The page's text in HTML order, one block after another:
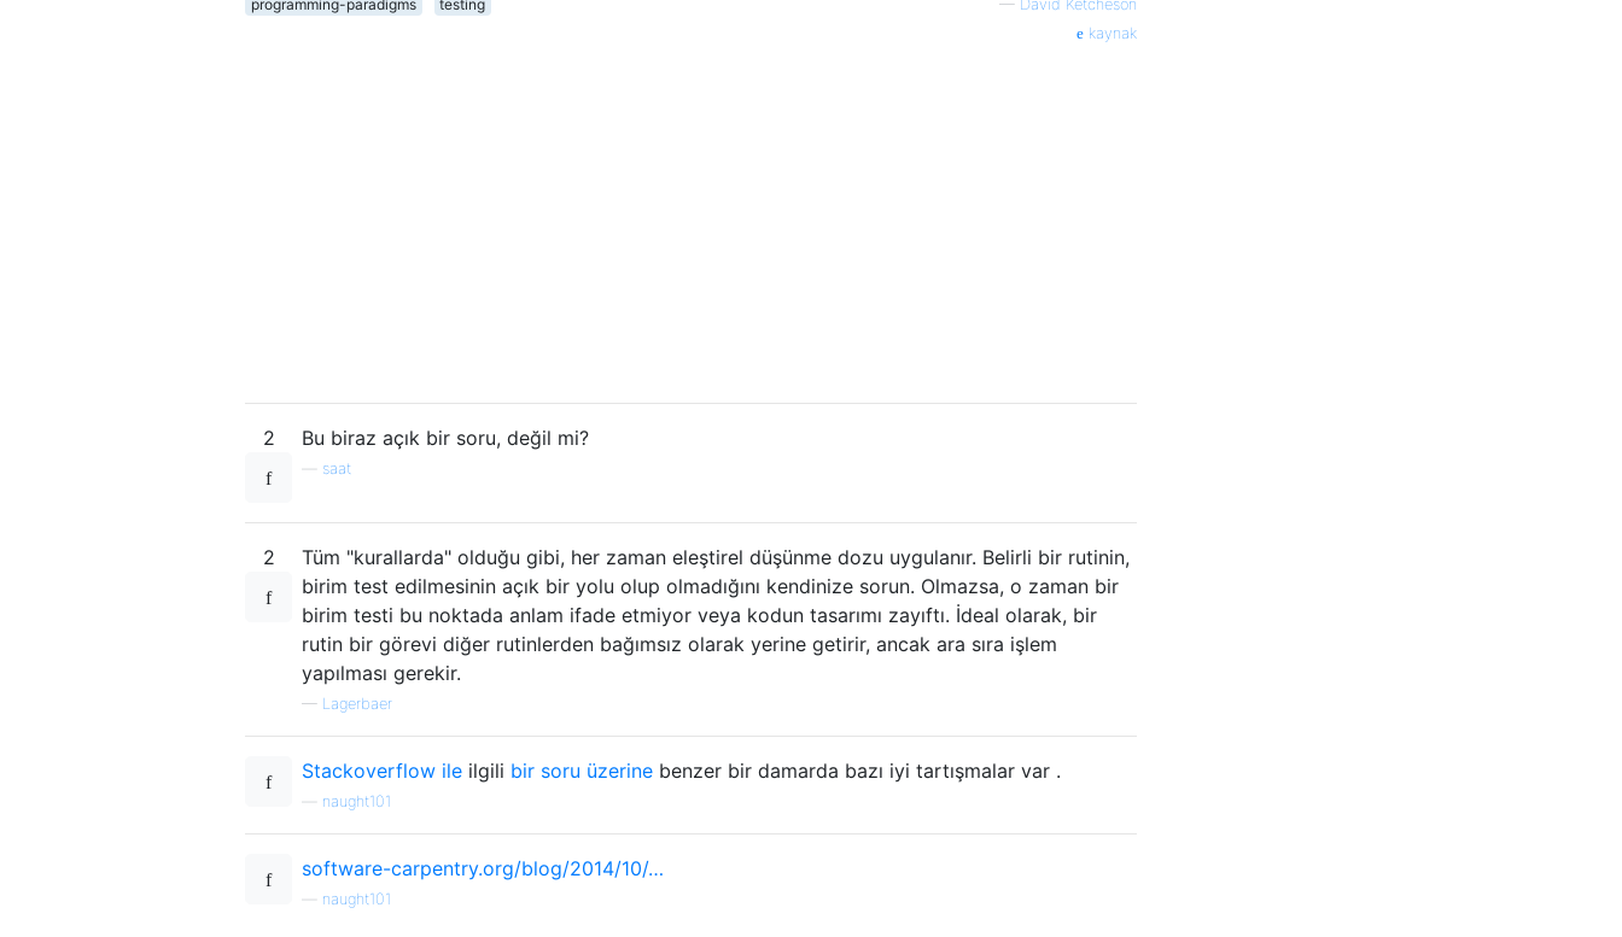
programming-paradigms testing — David Ketcheson
kaynak
2 Bu biraz açık bir soru, değil mi?
saat
2
Tüm "kurallarda" olduğu gibi, her zaman eleştirel düşünme dozu uygulanır. Belirli bir rutinin,
birim test edilmesinin açık bir yolu olup olmadığını kendinize sorun. Olmazsa, o zaman bir
birim testi bu noktada anlam ifade etmiyor veya kodun tasarımı zayıftı. İdeal olarak, bir
rutin bir görevi diğer rutinlerden bağımsız olarak yerine getirir, ancak ara sıra işlem
yapılması gerekir.
— Lagerbaer
Stackoverflow ile ilgili bir soru üzerine benzer bir damarda bazı iyi tartışmalar var .
naught101
software-carpentry.org/blog/2014/10/…
naught101